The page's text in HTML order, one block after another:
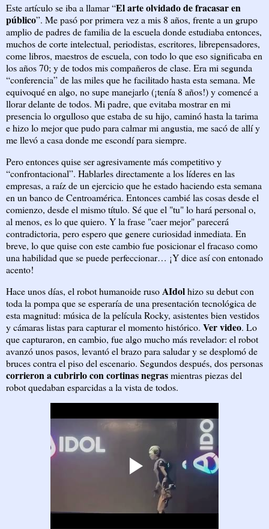
Este artículo se iba a llamar “El arte olvidado de fracasar en
público”. Me pasó por primera vez a mis 8 años, frente a un grupo
amplio de padres de familia de la escuela donde estudiaba entonces,
muchos de corte intelectual, periodistas, escritores, librepensadores,
come libros, maestros de escuela, con todo lo que eso significaba en
los años 70; y de todos mis compañeros de clase. Era mi segunda
“conferencia” de las miles que he facilitado hasta esta semana. Me
equivoqué en algo, no supe manejarlo (¡tenía 8 años!) y comencé a
llorar delante de todos. Mi padre, que evitaba mostrar en mi
presencia lo orgulloso que estaba de su hijo, caminó hasta la tarima
e hizo lo mejor que pudo para calmar mi angustia, me sacó de allí y
me llevó a casa donde me escondí para siempre.
Pero entonces quise ser agresivamente más competitivo y
“confrontacional”. Hablarles directamente a los líderes en las
empresas, a raíz de un ejercicio que he estado haciendo esta semana
en un banco de Centroamérica. Entonces cambié las cosas desde el
comienzo, desde el mismo título. Sé que el "tu" lo hará personal o,
al menos, es lo que quiero. Y la frase "caer mejor" parecerá
contradictoria, pero espero que genere curiosidad inmediata. En
breve, lo que quise con este cambio fue posicionar el fracaso como
una habilidad que se puede perfeccionar… ¡Y dice así con entonado
acento!
Hace unos días, el robot humanoide rusoAIdolhizo su debut con
toda la pompa que se esperaría de una presentación tecnológica de
esta magnitud: música de la película Rocky, asistentes bien vestidos
y cámaras listas para capturar el momento histórico. Ver video. Lo
que capturaron, en cambio, fue algo mucho más revelador: el robot
avanzó unos pasos, levantó el brazo para saludar y se desplomó de
bruces contra el piso del escenario. Segundos después, dos personas
corrieron a cubrirlo con cortinas negrasmientras piezas del
robot quedaban esparcidas a la vista de todos.